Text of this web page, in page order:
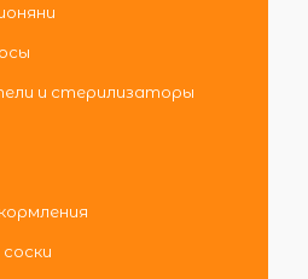
и стерилизаторы